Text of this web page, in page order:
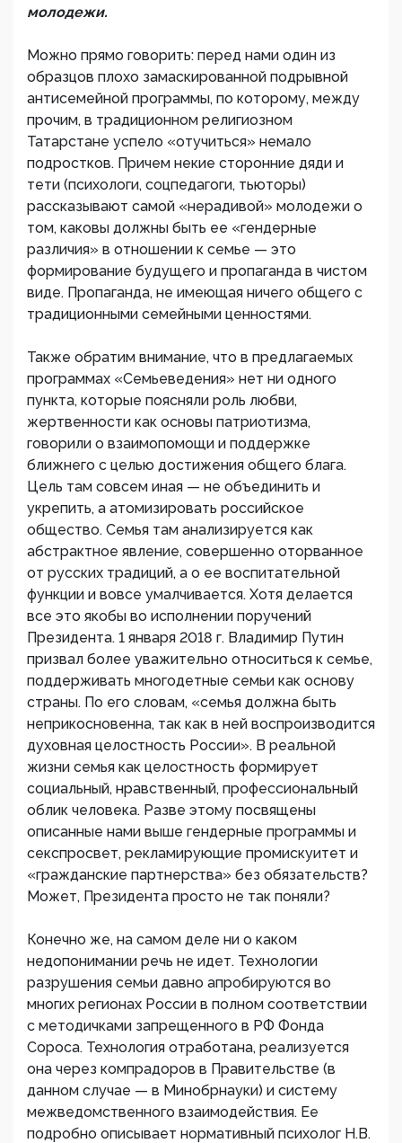
молодежи.
Можно прямо говорить: перед нами один из
образцов плохо замаскированной подрывной
антисемейной программы, по которому, между
прочим, в традиционном религиозном
Татарстане успело «отучиться» немало
подростков. Причем некие сторонние дяди и
тети (психологи, соцпедагоги, тьюторы)
рассказывают самой «нерадивой» молодежи о
том, каковы должны быть ее «гендерные
различия» в отношении к семье — это
формирование будущего и пропаганда в чистом
виде. Пропаганда, не имеющая ничего общего с
традиционными семейными ценностями.
Также обратим внимание, что в предлагаемых
программах «Семьеведения» нет ни одного
пункта, которые поясняли роль любви,
жертвенности как основы патриотизма,
говорили о взаимопомощи и поддержке
ближнего с целью достижения общего блага.
Цель там совсем иная — не объединить и
укрепить, а атомизировать российское
общество. Семья там анализируется как
абстрактное явление, совершенно оторванное
от русских традиций, а о ее воспитательной
функции и вовсе умалчивается. Хотя делается
все это якобы во исполнении поручений
Президента. 1 января 2018 г. Владимир Путин
призвал более уважительно относиться к семье,
поддерживать многодетные семьи как основу
страны. По его словам, «семья должна быть
неприкосновенна, так как в ней воспроизводится
духовная целостность России». В реальной
жизни семья как целостность формирует
социальный, нравственный, профессиональный
облик человека. Разве этому посвящены
описанные нами выше гендерные программы и
секспросвет, рекламирующие промискуитет и
«гражданские партнерства» без обязательств?
Может, Президента просто не так поняли?
Конечно же, на самом деле ни о каком
недопонимании речь не идет. Технологии
разрушения семьи давно апробируются во
многих регионах России в полном соответствии
с методичками запрещенного в РФ Фонда
Сороса. Технология отработана, реализуется
она через компрадоров в Правительстве (в
данном случае — в Минобрнауки) и систему
межведомственного взаимодействия. Ее
подробно описывает нормативный психолог Н.В.